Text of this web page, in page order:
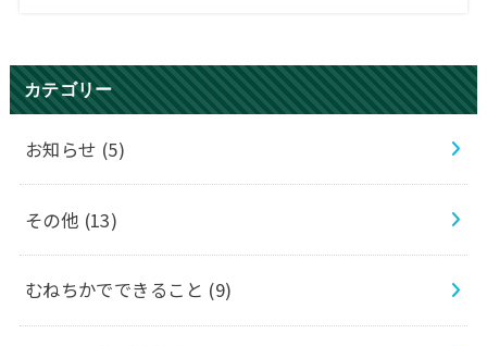
カテゴリー
お知らせ (5)
その他 (13)
むねちかでできること (9)